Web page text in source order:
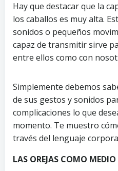
Hay que destacar que la
los caballos es muy alta.
sonidos o pequeños
capaz de transmitir sirve
entre ellos como con
Simplemente debemos
de sus gestos y sonidos
complicaciones lo que
momento. Te muestro
través del lenguaje
LAS OREJAS COMO